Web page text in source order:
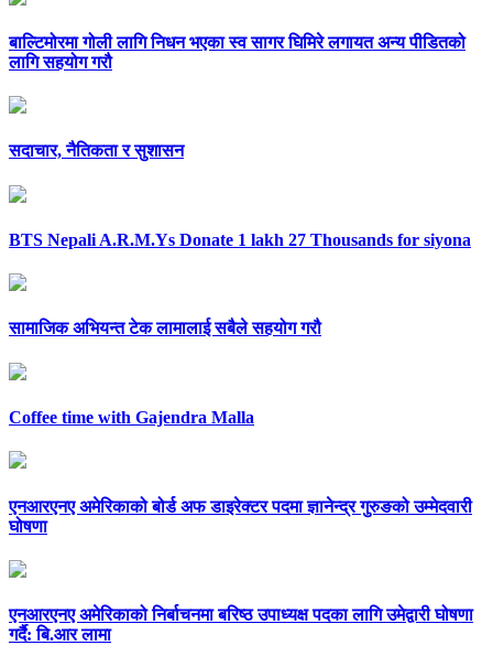
बाल्टिमोरमा गोली लागि निधन भएका स्व सागर घिमिरे लगायत अन्य पीडितको
लागि सहयोग गरौ
सदाचार, नैतिकता र सुशासन
BTS Nepali A.R.M.Ys Donate 1 lakh 27 Thousands for siyona
सामाजिक अभियन्त टेक लामालाई सबैले सहयोग गरौ
Coffee time with Gajendra Malla
एनआरएनए अमेरिकाको बोर्ड अफ डाइरेक्टर पदमा ज्ञानेन्द्र गुरुङको उम्मेदवारी
घोषणा
एनआरएनए अमेरिकाको निर्बाचनमा बरिष्ठ उपाध्यक्ष पदका लागि उमेद्वारी घोषणा
गर्दै: बि.आर लामा